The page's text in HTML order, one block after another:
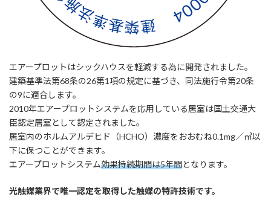
エアープロットはシックハウスを軽減する為に開発されました。
建築基準法第68条の26第1項の規定に基づき、同法施行令第20条
の9に適合します。
2010年エアープロットシステムを応用している居室は国土交通大
臣認定居室として認定されました。
居室内のホルムアルデヒド（HCHO）濃度をおおむね0.1mg／㎥以
下に保つことができます。
エアープロットシステム効果持続期間は5年間となります。
光触媒業界で唯一認定を取得した触媒の特許技術です。